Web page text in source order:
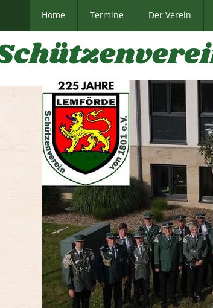
Home Termine Der Verein